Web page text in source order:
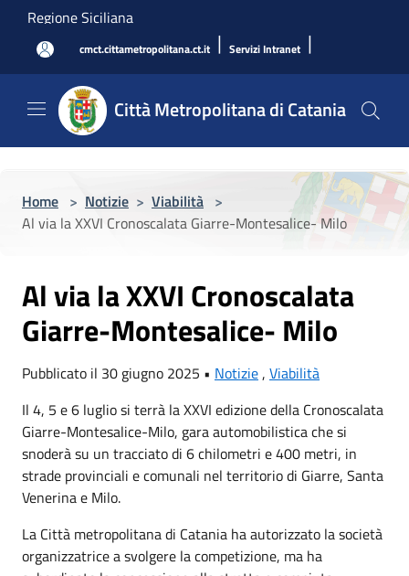
Salta al contenuto principale
Regione Siciliana
cmct.cittametropolitana.ct.it | Servizi Intranet |
Città Metropolitana di Catania
Home > Notizie > Viabilità >
Al via la XXVI Cronoscalata Giarre-Montesalice- Milo
Al via la XXVI Cronoscalata
Giarre-Montesalice- Milo
Pubblicato il 30 giugno 2025 • Notizie, Viabilità
Il 4, 5 e 6 luglio si terrà la XXVI edizione della Cronoscalata
Giarre-Montesalice-Milo, gara automobilistica che si
snoderà su un tracciato di 6 chilometri e 400 metri, in
strade provinciali e comunali nel territorio di Giarre, Santa
Venerina e Milo.
La Città metropolitana di Catania ha autorizzato la società
organizzatrice a svolgere la competizione, ma ha